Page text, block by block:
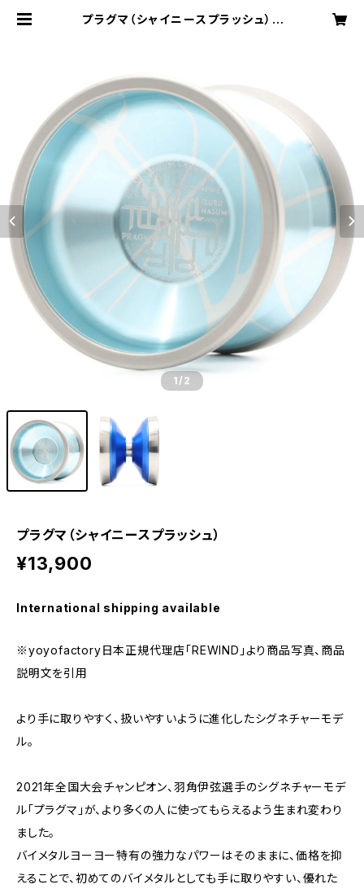
プラグマ（シャイニースプラッシュ） |
1/2
プラグマ（シャイニースプラッシュ）
¥13,900
International shipping available
※yoyofactory日本正規代理店「REWIND」より商品写真、商品
説明文を引用
より手に取りやすく、扱いやすいように進化したシグネチャーモデ
ル。
2021年全国大会チャンピオン、羽角伊弦選手のシグネチャーモデ
ル「プラグマ」が、より多くの人に使ってもらえるよう生まれ変わり
ました。
バイメタルヨーヨー特有の強力なパワーはそのままに、価格を抑
えることで、初めてのバイメタルとしても手に取りやすい、優れた